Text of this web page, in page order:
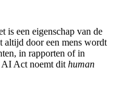
is een eigenschap van de
altijd door een mens wordt
in rapporten of in
Act noemt dit human